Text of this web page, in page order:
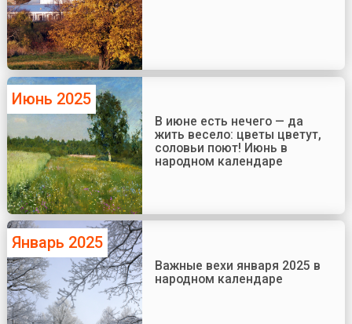
Июнь 2025
В июне есть нечего — да
жить весело: цветы цветут,
соловьи поют! Июнь в
народном календаре
Январь 2025
Важные вехи января 2025 в
народном календаре